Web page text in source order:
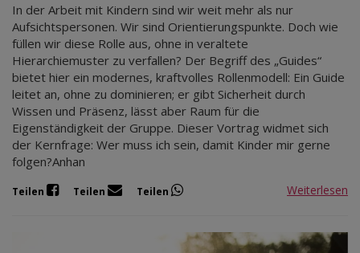
In der Arbeit mit Kindern sind wir weit mehr als nur
Aufsichtspersonen. Wir sind Orientierungspunkte. Doch wie
füllen wir diese Rolle aus, ohne in veraltete
Hierarchiemuster zu verfallen? Der Begriff des „Guides“
bietet hier ein modernes, kraftvolles Rollenmodell: Ein Guide
leitet an, ohne zu dominieren; er gibt Sicherheit durch
Wissen und Präsenz, lässt aber Raum für die
Eigenständigkeit der Gruppe. Dieser Vortrag widmet sich
der Kernfrage: Wer muss ich sein, damit Kinder mir gerne
folgen?Anhan
Teilen Teilen Teilen Weiterlesen